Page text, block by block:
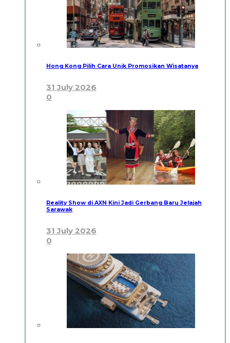
Hong Kong Pilih Cara Unik Promosikan Wisatanya
31 July 2026
0
Reality Show di AXN Kini Jadi Gerbang Baru Jelajah
Sarawak
31 July 2026
0